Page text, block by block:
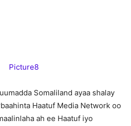
Somaliland ayaa shalay
Haatuf Media Network oo
ah ee Haatuf iyo